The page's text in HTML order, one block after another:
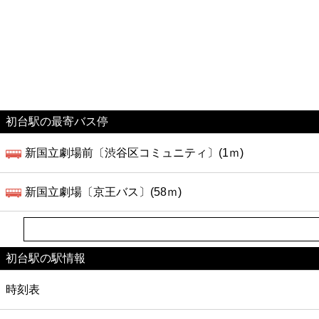
初台駅の最寄バス停
新国立劇場前〔渋谷区コミュニティ〕(1ｍ)
新国立劇場〔京王バス〕(58ｍ)
初台駅の駅情報
時刻表